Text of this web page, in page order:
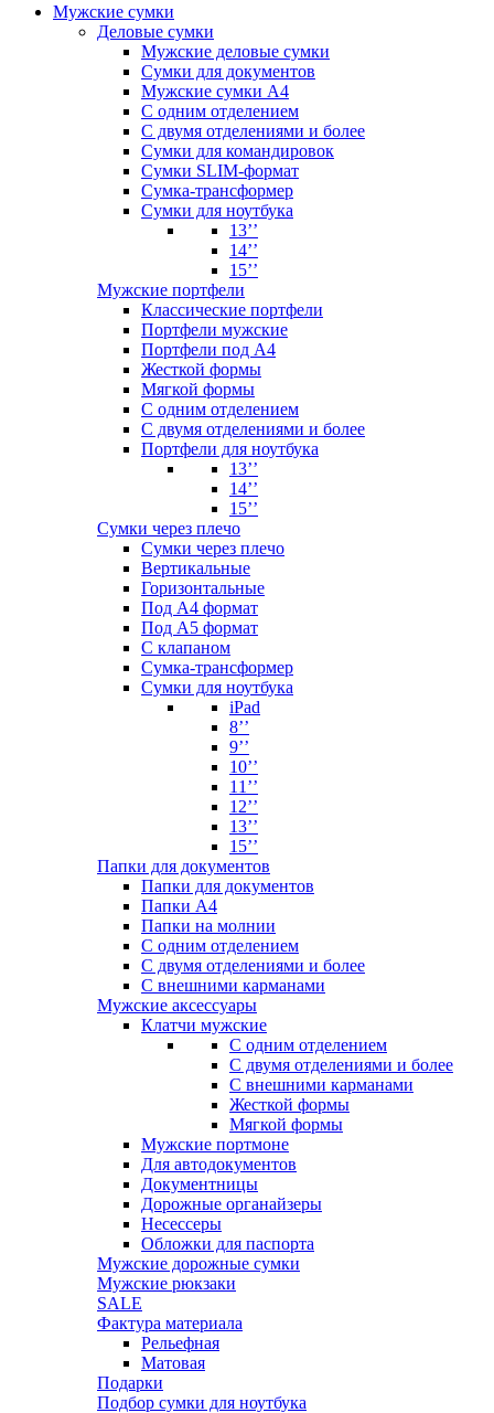
Мужские сумки
Деловые сумки
Мужские деловые сумки
Сумки для документов
Мужские сумки А4
С одним отделением
С двумя отделениями и более
Сумки для командировок
Сумки SLIM-формат
Сумка-трансформер
Сумки для ноутбука
13’’
14’’
15’’
Мужские портфели
Классические портфели
Портфели мужские
Портфели под А4
Жесткой формы
Мягкой формы
С одним отделением
С двумя отделениями и более
Портфели для ноутбука
13’’
14’’
15’’
Сумки через плечо
Сумки через плечо
Вертикальные
Горизонтальные
Под А4 формат
Под А5 формат
С клапаном
Сумка-трансформер
Сумки для ноутбука
iPad
8’’
9’’
10’’
11’’
12’’
13’’
15’’
Папки для документов
Папки для документов
Папки А4
Папки на молнии
С одним отделением
С двумя отделениями и более
С внешними карманами
Мужские аксессуары
Клатчи мужские
С одним отделением
С двумя отделениями и более
С внешними карманами
Жесткой формы
Мягкой формы
Мужские портмоне
Для автодокументов
Документницы
Дорожные органайзеры
Несессеры
Обложки для паспорта
Мужские дорожные сумки
Мужские рюкзаки
SALE
Фактура материала
Рельефная
Матовая
Подарки
Подбор сумки для ноутбука